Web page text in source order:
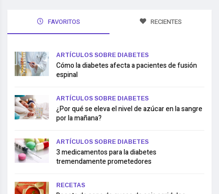
FAVORITOS RECIENTES
ARTÍCULOS SOBRE DIABETES
Cómo la diabetes afecta a pacientes de fusión
espinal
ARTÍCULOS SOBRE DIABETES
¿Por qué se eleva el nivel de azúcar en la sangre
por la mañana?
ARTÍCULOS SOBRE DIABETES
3 medicamentos para la diabetes
tremendamente prometedores
RECETAS